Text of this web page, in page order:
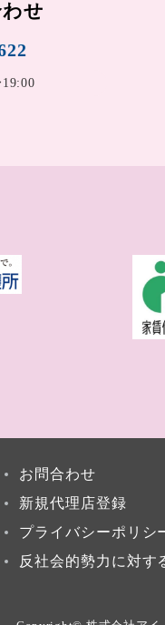
せ
お問合わせ
新規代理店登録
プライバシーポリシ
反社会的勢力に対す